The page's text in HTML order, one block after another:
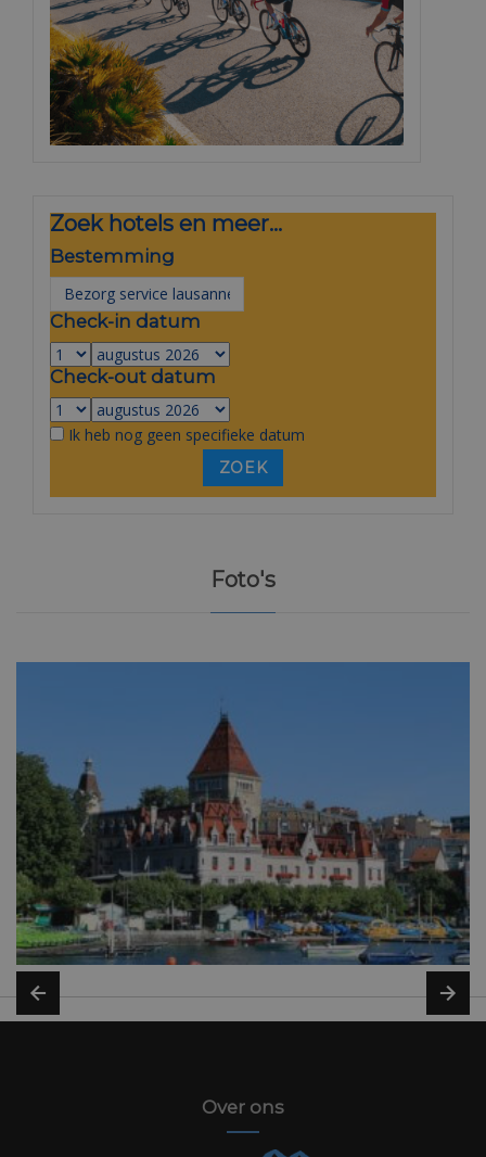
Zoek hotels en meer...
Bestemming
Check-in datum
Check-out datum
Ik heb nog geen specifieke datum
Foto's
Over ons